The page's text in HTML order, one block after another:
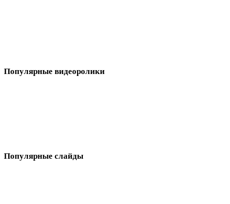
Популярные видеоролики
Популярные слайды